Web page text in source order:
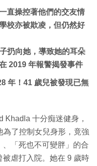
直操控著他們的交友情
校亦被欺凌，但仍然好
扔向她，導致她的耳朵
2019 年報警揭發事件
年！41 歲兒被發現已無
Khadla 十分痴迷健身，
了控制女兒身形，竟強
「死也不可變胖」的合
虐打入院。她在 9 歲時